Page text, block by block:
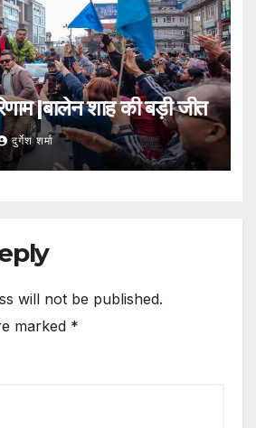
|बालेन शाह की बड़ी जीत
दुर्गेश शर्मा
will not be published.
marked *